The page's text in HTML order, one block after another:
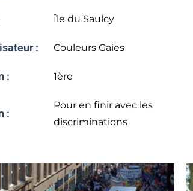
Île du Saulcy
: Couleurs Gaies
: 1ère
:
Pour en finir avec les
discriminations